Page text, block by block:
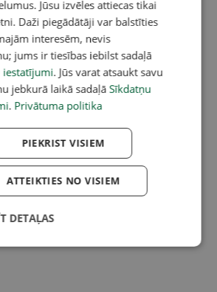
Jūsu izvēles attiecas tikai
Daži piegādātāji var balstīties
interesēm, nevis
jums ir tiesības iebilst sadaļā
iestatījumi. Jūs varat atsaukt savu
jebkurā laikā sadaļā Sīkdatņu
. Privātuma politika
PIEKRIST VISIEM
ATTEIKTIES NO VISIEM
DETAĻAS